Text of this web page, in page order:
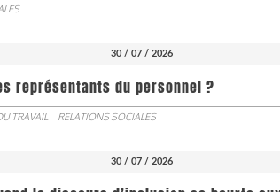
30 / 07 / 2026
représentants du personnel ?
TRAVAIL RELATIONS SOCIALES
30 / 07 / 2026